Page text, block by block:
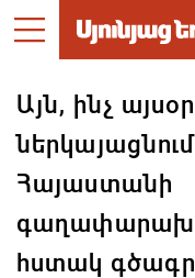
Այն, ինչ
Հայաստանի
հստակ